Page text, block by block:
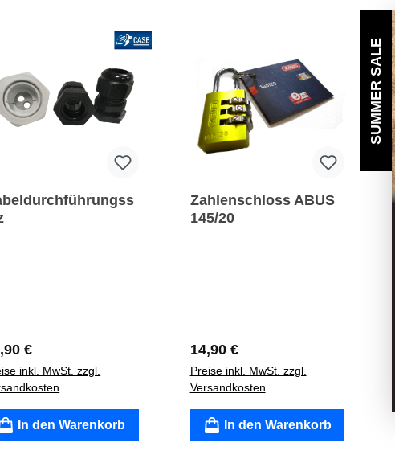
Preis:
€
inkl. MwSt. zzgl.
In den Warenkorb
Zahlenschloss ABUS
145/20
Regulärer Preis:
14,90 €
Preise inkl. MwSt. zzgl.
Versandkosten
In den Warenkorb
SUMMER SALE